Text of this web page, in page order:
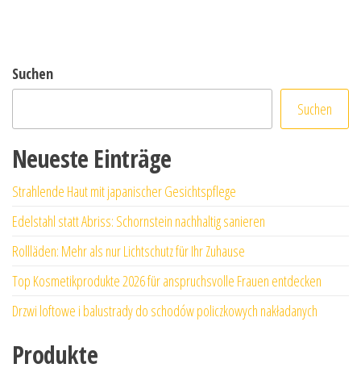
Suchen
Suchen
Neueste Einträge
Strahlende Haut mit japanischer Gesichtspflege
Edelstahl statt Abriss: Schornstein nachhaltig sanieren
Rollläden: Mehr als nur Lichtschutz für Ihr Zuhause
Top Kosmetikprodukte 2026 für anspruchsvolle Frauen entdecken
Drzwi loftowe i balustrady do schodów policzkowych nakładanych
Produkte